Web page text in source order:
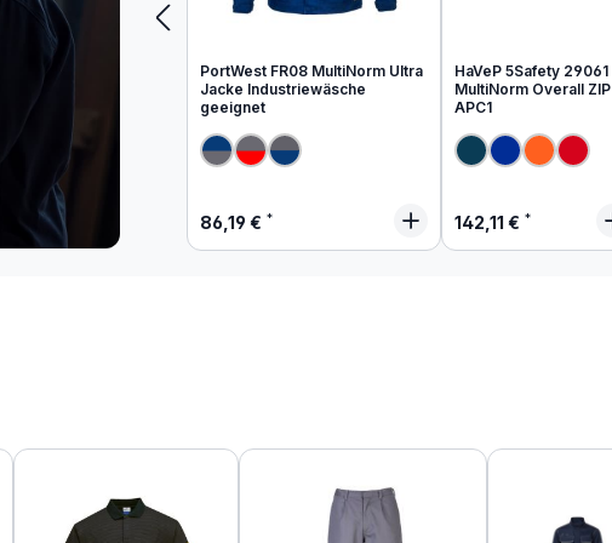
PortWest FR08 MultiNorm Ultra
Jacke Industriewäsche
geeignet
Regulärer Preis:
86,19 €
HaVeP 5Safety 29061
MultiNorm Overall ZIP |
APC1
Regulärer Preis:
142,11 €